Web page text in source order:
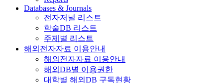
Databases & Journals
전자저널 리스트
학술DB 리스트
주제별 리스트
해외전자자료 이용안내
해외전자자료 이용안내
해외DB별 이용권한
대학별 해외DB 구독현황